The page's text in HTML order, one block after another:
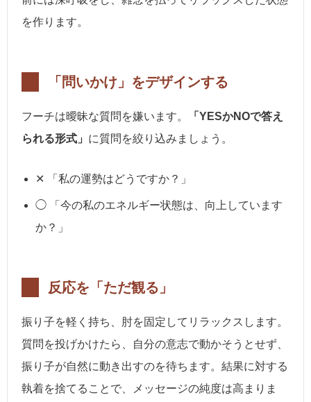
を作ります。
「問いかけ」をデザインする
フーチは曖昧な質問を嫌います。
「YESかNOで答え
られる形式」 に質問を絞り込みましょう。
✕ 「私の運勢はどうですか？」
◯ 「今の私のエネルギー状態は、向上しています
か？」
反応を「ただ観る」
振り子を軽く持ち、肘を固定してリラックスします。
質問を投げかけたら、自分の意志で動かそうとせず、
振り子が自然に動き出すのを待ちます。結果に対する
執着を捨てることで、メッセージの純度は高まりま